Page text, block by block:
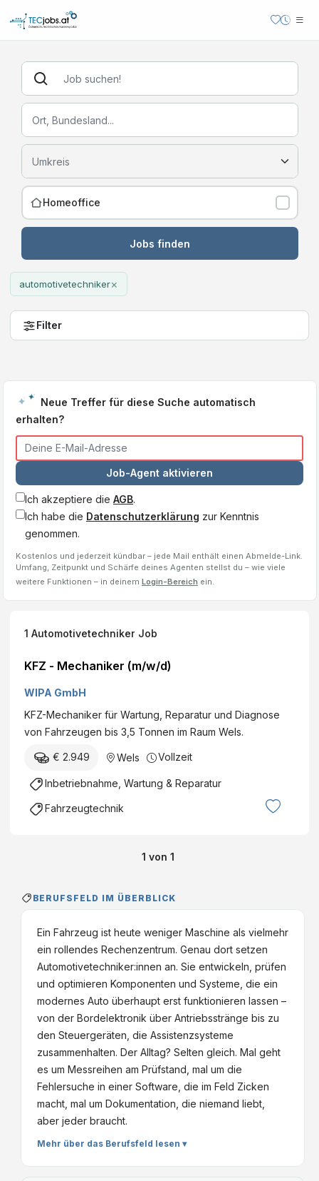
Homeoffice
Jobs finden
automotivetechniker×
Filter
Neue Treffer für diese Suche automatisch
erhalten?
Job-Agent aktivieren
Ich akzeptiere die AGB.
Ich habe die Datenschutzerklärung zur Kenntnis
genommen.
Kostenlos und jederzeit kündbar – jede Mail enthält einen Abmelde-Link.
Umfang, Zeitpunkt und Schärfe deines Agenten stellst du – wie viele
weitere Funktionen – in deinem Login-Bereich ein.
1 Automotivetechniker Job
KFZ - Mechaniker (m/w/d)
WIPA GmbH
KFZ-Mechaniker für Wartung, Reparatur und Diagnose
von Fahrzeugen bis 3,5 Tonnen im Raum Wels.
€ 2.949 Wels Vollzeit
Inbetriebnahme, Wartung & Reparatur
Fahrzeugtechnik
1 von 1
BERUFSFELD IM ÜBERBLICK
Ein Fahrzeug ist heute weniger Maschine als vielmehr
ein rollendes Rechenzentrum. Genau dort setzen
Automotivetechniker:innen an. Sie entwickeln, prüfen
und optimieren Komponenten und Systeme, die ein
modernes Auto überhaupt erst funktionieren lassen –
von der Bordelektronik über Antriebsstränge bis zu
den Steuergeräten, die Assistenzsysteme
zusammenhalten. Der Alltag? Selten gleich. Mal geht
es um Messreihen am Prüfstand, mal um die
Fehlersuche in einer Software, die im Feld Zicken
macht, mal um Dokumentation, die niemand liebt,
aber jeder braucht.
Mehr über das Berufsfeld lesen ▾